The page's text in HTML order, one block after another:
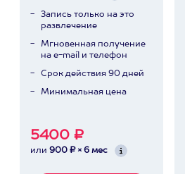
Запись только на это
развлечение
Мгновенная получение
на e-mail и телефон
Срок действия 90 дней
Минимальная цена
5400 ₽
или 900 ₽ × 6 мес